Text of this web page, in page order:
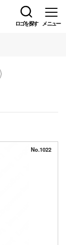
ロゴを探す メニュー
No.1022